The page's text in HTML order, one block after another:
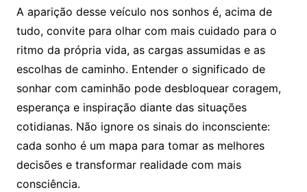
A aparição desse veículo nos sonhos é, acima de
tudo, convite para olhar com mais cuidado para o
ritmo da própria vida, as cargas assumidas e as
escolhas de caminho. Entender o significado de
sonhar com caminhão pode desbloquear coragem,
esperança e inspiração diante das situações
cotidianas. Não ignore os sinais do inconsciente:
cada sonho é um mapa para tomar as melhores
decisões e transformar realidade com mais
consciência.